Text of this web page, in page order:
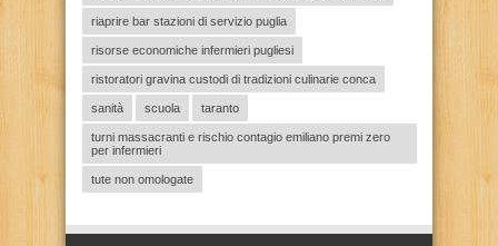
riaprire bar stazioni di servizio puglia
risorse economiche infermieri pugliesi
ristoratori gravina custodi di tradizioni culinarie conca
sanità scuola taranto
turni massacranti e rischio contagio emiliano premi zero
per infermieri
tute non omologate